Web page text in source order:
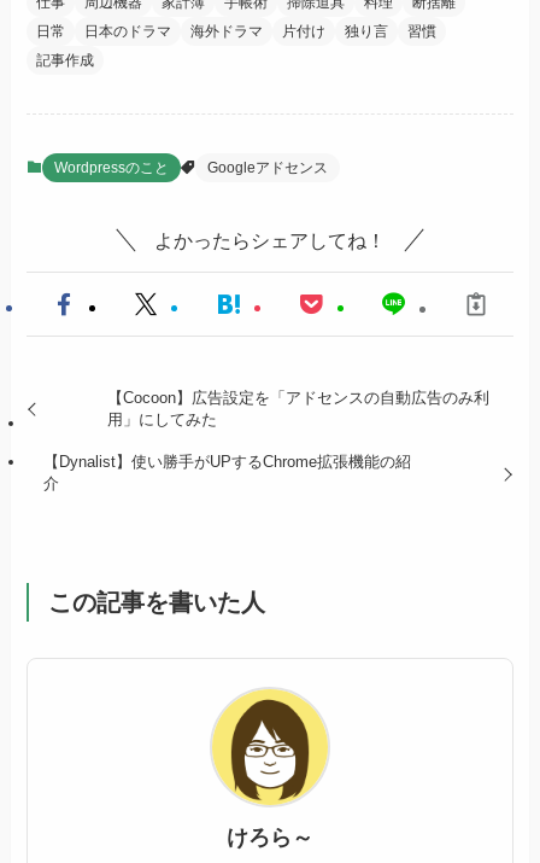
日常
日本のドラマ 海外ドラマ 片付け 独り言
習慣
記事作成
Wordpressのこと Googleアドセンス
よかったらシェアしてね！
【Cocoon】広告設定を「アドセンスの自動広告のみ利
用」にしてみた
【Dynalist】使い勝手がUPするChrome拡張機能の紹
介
この記事を書いた人
けろら～